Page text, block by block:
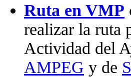
Ruta en VMP
realizar la ruta
Actividad del
AMPEG y de